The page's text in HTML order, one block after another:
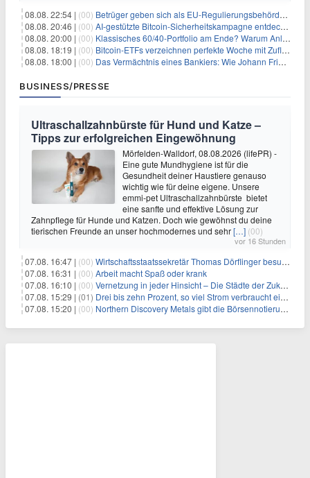
08.08. 22:54 | (00) Betrüger geben sich als EU-Regulierungsbehörden aus, um Krypto-Nutzer nach MiCA-Deadline ins Visier zu nehmen
08.08. 20:46 | (00) AI-gestützte Bitcoin-Sicherheitskampagne entdeckt fast 5.000 Softwareprobleme in 390 Projekten
08.08. 20:00 | (00) Klassisches 60/40-Portfolio am Ende? Warum Anleger jetzt radikal umdenken müssen
08.08. 18:19 | (00) Bitcoin-ETFs verzeichnen perfekte Woche mit Zuflüssen auf 3-Monats-Hoch
08.08. 18:00 | (00) Das Vermächtnis eines Bankiers: Wie Johann Friedrich Städel sein Imperium unsterblich machte
BUSINESS/PRESSE
Ultraschallzahnbürste für Hund und Katze –
Tipps zur erfolgreichen Eingewöhnung
Mörfelden-Walldorf, 08.08.2026 (lifePR) -
Eine gute Mundhygiene ist für die
Gesundheit deiner Haustiere genauso
wichtig wie für deine eigene. Unsere
emmi-pet Ultraschallzahnbürste bietet
eine sanfte und effektive Lösung zur
Zahnpflege für Hunde und Katzen. Doch wie gewöhnst du deine
tierischen Freunde an unser hochmodernes und sehr[…] (00)
vor 16 Stunden
07.08. 16:47 | (00) Wirtschaftsstaatssekretär Thomas Dörflinger besucht Handwerksbetrieb im Kammerbezirk Freiburg
07.08. 16:31 | (00) Arbeit macht Spaß oder krank
07.08. 16:10 | (00) Vernetzung in jeder Hinsicht – Die Städte der Zukunft sind grün-blau
07.08. 15:29 | (01) Drei bis zehn Prozent, so viel Strom verbraucht ein Aufzug im Gebäude
07.08. 15:20 | (00) Northern Discovery Metals gibt die Börsennotierung an der Frankfurter Wertpapierbörse bekannt